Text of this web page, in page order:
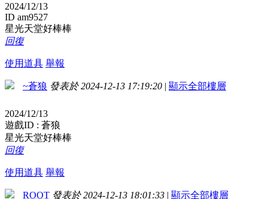
2024/12/13
ID am9527
星光天堂好棒棒
回復
使用道具 舉報
~蒼狼 發表於 2024-12-13 17:19:20 | 顯示全部樓層
2024/12/13
遊戲ID : 蒼狼
星光天堂好棒棒
回復
使用道具 舉報
ROOT 發表於 2024-12-13 18:01:33 | 顯示全部樓層